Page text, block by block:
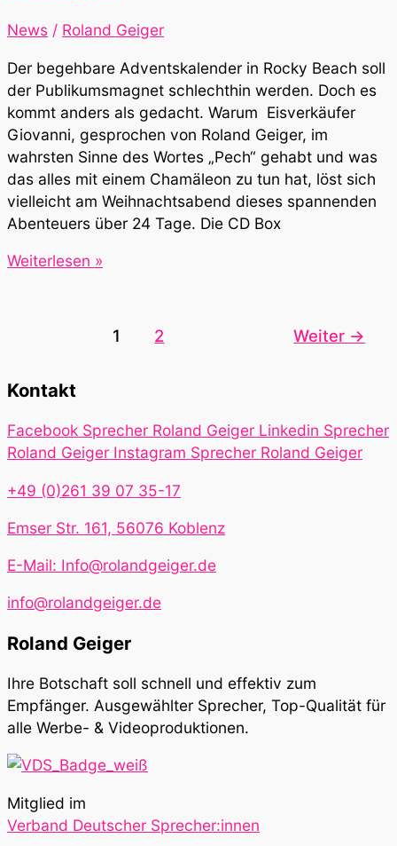
News / Roland Geiger
Der begehbare Adventskalender in Rocky Beach soll
der Publikumsmagnet schlechthin werden. Doch es
kommt anders als gedacht. Warum Eisverkäufer
Giovanni, gesprochen von Roland Geiger, im
wahrsten Sinne des Wortes „Pech“ gehabt und was
das alles mit einem Chamäleon zu tun hat, löst sich
vielleicht am Weihnachtsabend dieses spannenden
Abenteuers über 24 Tage. Die CD Box
Die
Rätsel
24
Tagen
Weiterlesen »
1 2 Weiter →
Kontakt
Facebook Sprecher Roland Geiger Linkedin Sprecher
Roland Geiger Instagram Sprecher Roland Geiger
+49 (0)261 39 07 35-17
Emser Str. 161, 56076 Koblenz
E-Mail: Info@rolandgeiger.de
info@rolandgeiger.de
Roland Geiger
Ihre Botschaft soll schnell und effektiv zum
Empfänger. Ausgewählter Sprecher, Top-Qualität für
alle Werbe- & Videoproduktionen.
Mitglied im
Verband Deutscher Sprecher:innen